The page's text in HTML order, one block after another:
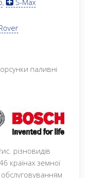
паливні
різновидів
країнах земної
обслуговуванням